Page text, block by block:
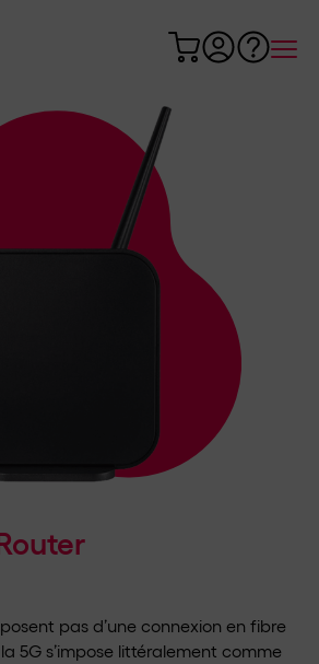
pas d’une connexion en fibre
5G s’impose littéralement comme